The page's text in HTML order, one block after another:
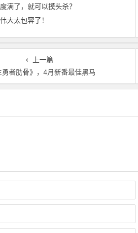
满了，就可以摸头杀？
大太包容了！
上一篇
勇者肋骨》，4月新番最佳黑马